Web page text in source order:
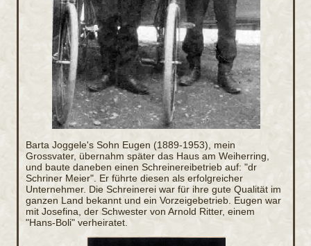
Barta Joggele's Sohn Eugen (1889-1953), mein
Grossvater, übernahm später das Haus am Weiherring,
und baute daneben einen Schreinereibetrieb auf: "dr
Schriner Meier". Er führte diesen als erfolgreicher
Unternehmer. Die Schreinerei war für ihre gute Qualität im
ganzen Land bekannt und ein Vorzeigebetrieb. Eugen war
mit Josefina, der Schwester von Arnold Ritter, einem
"Hans-Boli" verheiratet.